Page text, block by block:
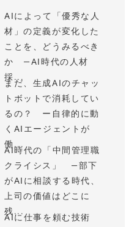
AIによって「優秀な人
材」の定義が変化した
ことを、どうみるべき
か —AI時代の人材
採...
まだ、生成AIのチャッ
トボットで消耗してい
るの？ ー自律的に動
くAIエージェントが
働...
AI時代の「中間管理職
クライシス」 —部下
がAIに相談する時代、
上司の価値はどこに
残...
AIに仕事を頼む技術